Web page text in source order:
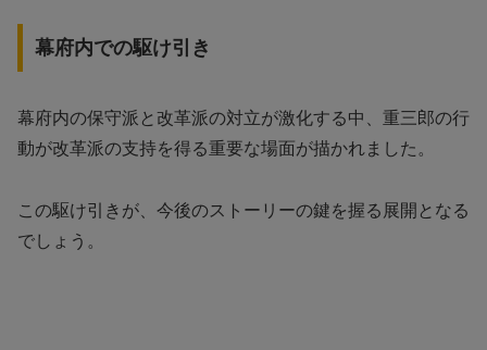
幕府内での駆け引き
幕府内の保守派と改革派の対立が激化する中、重三郎の行
動が改革派の支持を得る重要な場面が描かれました。
この駆け引きが、今後のストーリーの鍵を握る展開となる
でしょう。